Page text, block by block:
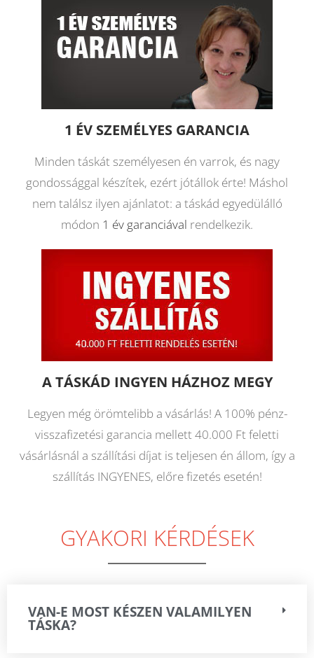
1 ÉV SZEMÉLYES GARANCIA
Minden táskát személyesen én varrok, és nagy
gondossággal készítek, ezért jótállok érte! Máshol
nem találsz ilyen ajánlatot: a táskád egyedülálló
módon 1 év garanciával rendelkezik.
A TÁSKÁD INGYEN HÁZHOZ MEGY
Legyen még örömtelibb a vásárlás! A 100% pénz-
visszafizetési garancia mellett 40.000 Ft feletti
vásárlásnál a szállítási díjat is teljesen én állom, így a
szállítás INGYENES, előre fizetés esetén!
GYAKORI KÉRDÉSEK
VAN-E MOST KÉSZEN VALAMILYEN
TÁSKA?